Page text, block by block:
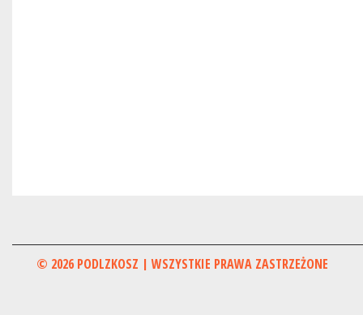
© 2026 PODLZKOSZ | WSZYSTKIE PRAWA ZASTRZEŻONE